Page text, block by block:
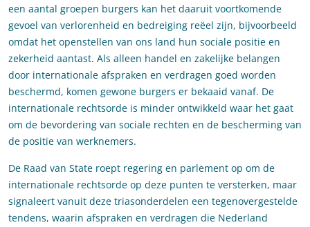
een aantal groepen burgers kan het daaruit voortkomende
gevoel van verlorenheid en bedreiging reëel zijn, bijvoorbeeld
omdat het openstellen van ons land hun sociale positie en
zekerheid aantast. Als alleen handel en zakelijke belangen
door internationale afspraken en verdragen goed worden
beschermd, komen gewone burgers er bekaaid vanaf. De
internationale rechtsorde is minder ontwikkeld waar het gaat
om de bevordering van sociale rechten en de bescherming van
de positie van werknemers.
De Raad van State roept regering en parlement op om de
internationale rechtsorde op deze punten te versterken, maar
signaleert vanuit deze triasonderdelen een tegenovergestelde
tendens, waarin afspraken en verdragen die Nederland